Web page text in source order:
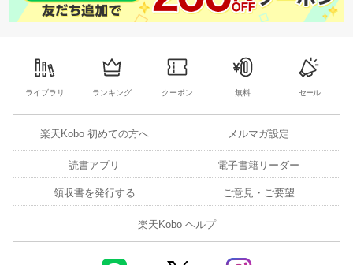
ライブラリ ランキング クーポン 無料 セール
楽天Kobo 初めての方へ メルマガ設定
読書アプリ 電子書籍リーダー
領収書を発行する ご意見・ご要望
楽天Kobo ヘルプ